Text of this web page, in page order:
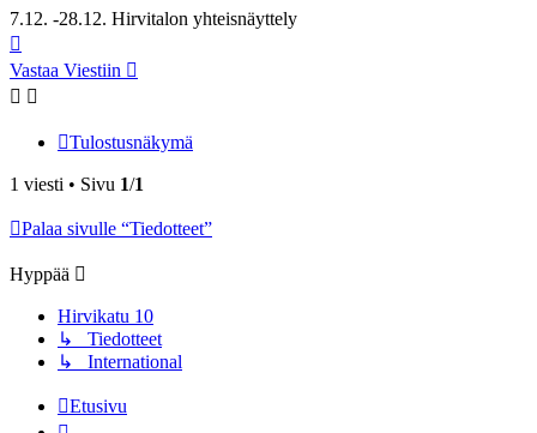
7.12. -28.12. Hirvitalon yhteisnäyttely
Vastaa Viestiin
Tulostusnäkymä
1 viesti • Sivu 1/1
Palaa sivulle “Tiedotteet”
Hyppää
Hirvikatu 10
↳ Tiedotteet
↳ International
Etusivu